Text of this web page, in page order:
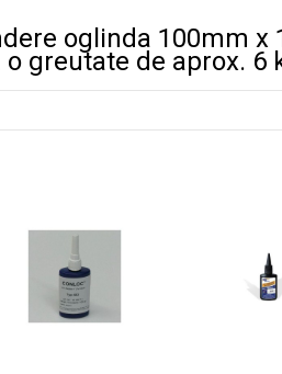
oglinda 100mm x
greutate de aprox. 6